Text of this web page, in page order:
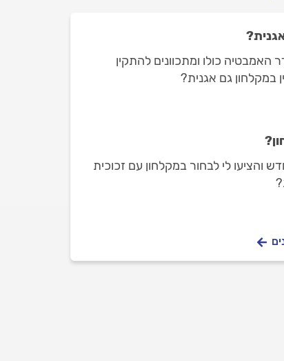
כולו ומתכוונים להתקין
במקלחון גם אגנית?
והציעו לי לבחור במקלחון עם זכוכית